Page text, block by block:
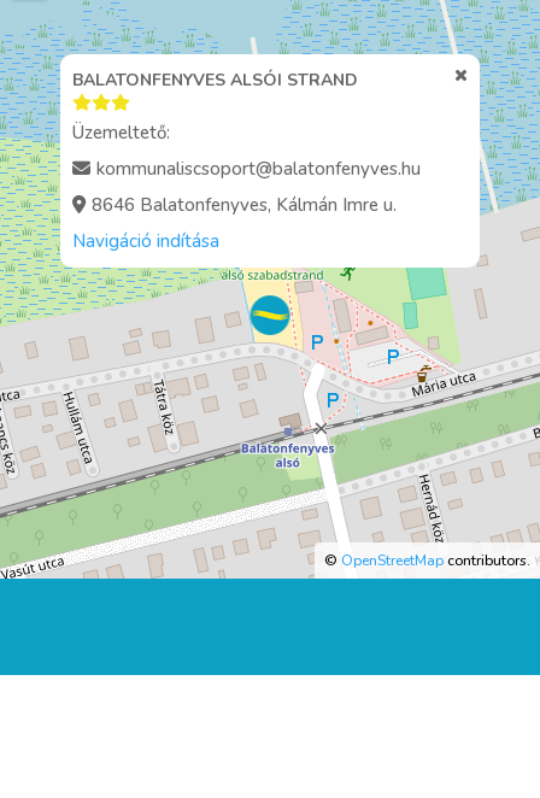
BALATONFENYVES ALSÓI STRAND
Üzemeltető:
kommunaliscsoport@balatonfenyves.hu
8646 Balatonfenyves, Kálmán Imre u.
Navigáció indítása
© OpenStreetMapcontributors.